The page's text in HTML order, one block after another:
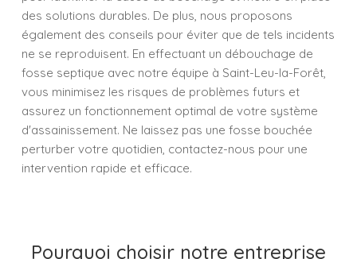
des solutions durables. De plus, nous proposons
également des conseils pour éviter que de tels incidents
ne se reproduisent. En effectuant un débouchage de
fosse septique avec notre équipe à Saint-Leu-la-Forêt,
vous minimisez les risques de problèmes futurs et
assurez un fonctionnement optimal de votre système
d'assainissement. Ne laissez pas une fosse bouchée
perturber votre quotidien, contactez-nous pour une
intervention rapide et efficace.
Pourquoi choisir notre entreprise